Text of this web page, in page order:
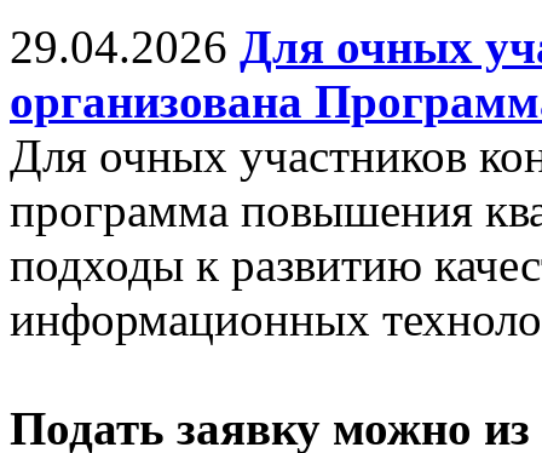
29.04.2026 Для очных
организована
Для очных участников
программа повышения
подходы к развитию
информационных
Подать заявку можно